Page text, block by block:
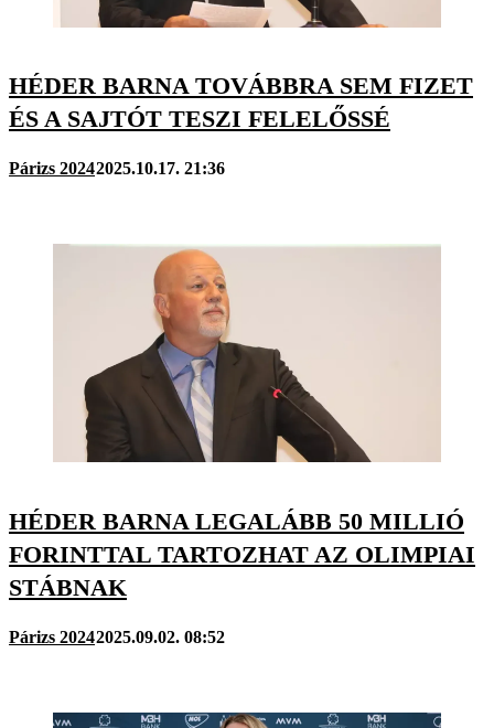
HÉDER BARNA TOVÁBBRA SEM FIZET
ÉS A SAJTÓT TESZI FELELŐSSÉ
Párizs 20242025.10.17. 21:36
HÉDER BARNA LEGALÁBB 50 MILLIÓ
FORINTTAL TARTOZHAT AZ OLIMPIAI
STÁBNAK
Párizs 20242025.09.02. 08:52